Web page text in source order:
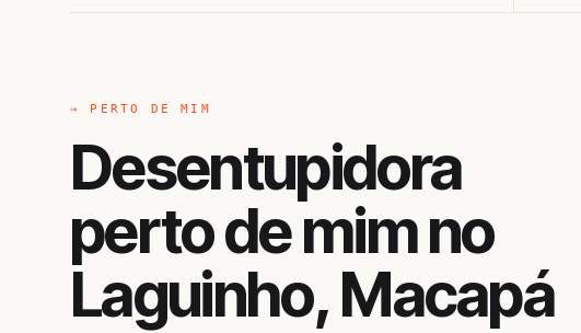
→ PERTO DE MIM
Desentupidora
perto de mim no
Laguinho, Macapá